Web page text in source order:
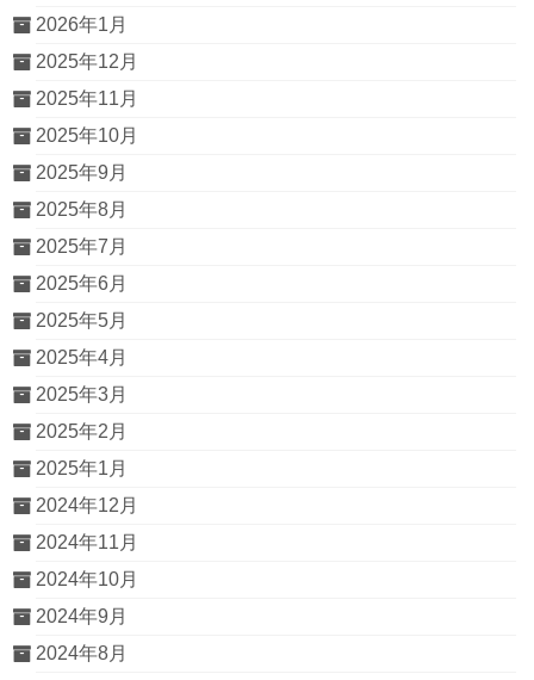
2026年1月
2025年12月
2025年11月
2025年10月
2025年9月
2025年8月
2025年7月
2025年6月
2025年5月
2025年4月
2025年3月
2025年2月
2025年1月
2024年12月
2024年11月
2024年10月
2024年9月
2024年8月